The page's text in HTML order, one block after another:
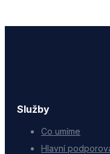
Služby
Co umíme
Hlavní